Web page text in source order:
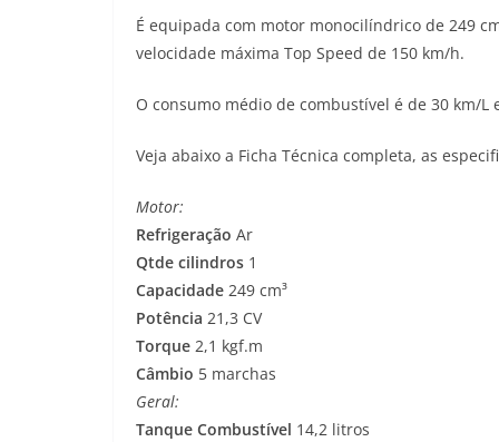
p
m
k
k
É equipada com motor monocilíndrico de 249
velocidade máxima Top Speed de 150 km/h.
O consumo médio de combustível é de 30 km/L
Veja abaixo a Ficha Técnica completa, as
Motor:
Refrigeração Ar
Qtde cilindros 1
Capacidade 249 cm³
Potência 21,3 CV
Torque 2,1 kgf.m
Câmbio 5 marchas
Geral:
Tanque Combustível 14,2 litros